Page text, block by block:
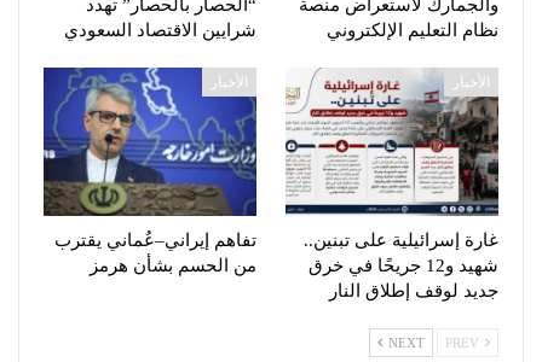
والجمارك لاستعراض منصة
نظام التعليم الإلكتروني
“الحصار بالحصار” تهدد
شرايين الاقتصاد السعودي
الأخبار
غارة إسرائيلية على تبنين..
شهيد و12 جريحًا في خرق
جديد لوقف إطلاق النار
الأخبار
تفاهم إيراني–عُماني يقترب
من الحسم بشأن هرمز
NEXT